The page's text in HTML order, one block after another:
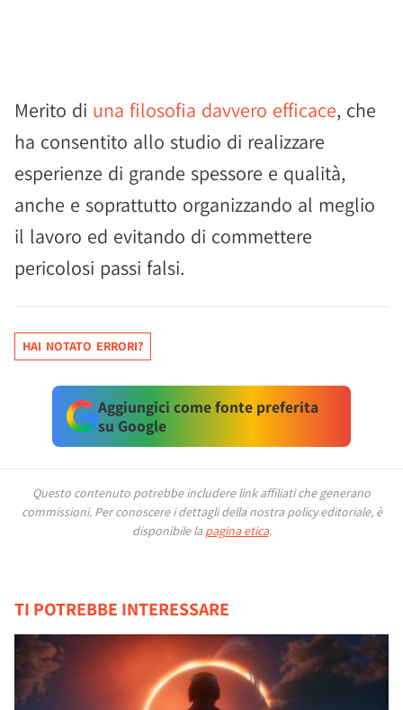
Merito di una filosofia davvero efficace, che
ha consentito allo studio di realizzare
esperienze di grande spessore e qualità,
anche e soprattutto organizzando al meglio
il lavoro ed evitando di commettere
pericolosi passi falsi.
HAI NOTATO ERRORI?
Aggiungici come fonte preferita
su Google
Questo contenuto potrebbe includere link affiliati che generano
commissioni. Per conoscere i dettagli della nostra policy editoriale, è
disponibile la pagina etica.
TI POTREBBE INTERESSARE